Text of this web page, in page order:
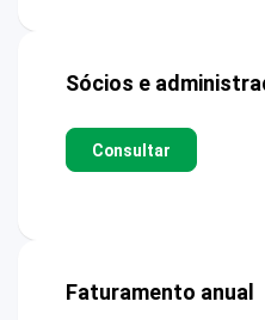
Sócios e
Consultar
Faturamento anual